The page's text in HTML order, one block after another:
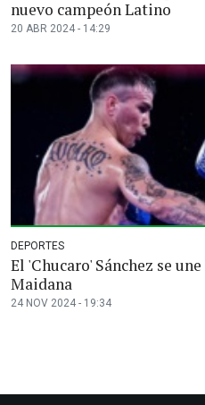
nuevo campeón Latino
20 ABR 2024 - 14:29
DEPORTES
El 'Chucaro' Sánchez se
Maidana
24 NOV 2024 - 19:34